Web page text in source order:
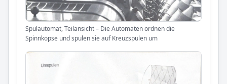
Spulautomat, Teilansicht – Die Automaten ordnen die
Spinnkopse und spulen sie auf Kreuzspulen um